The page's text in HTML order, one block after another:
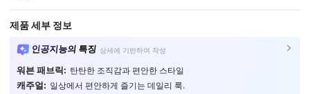
제품 세부 정보
인공지능의 특징 상세에 기반하여 작성
워븐 패브릭: 탄탄한 조직감과 편안한 스타일
캐주얼: 일상에서 편안하게 즐기는 데일리 룩.